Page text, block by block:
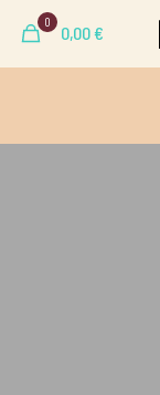
0
0,00€